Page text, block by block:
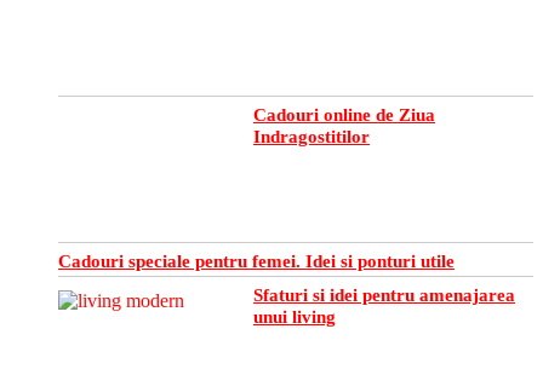
Cadouri online de Ziua
Indragostitilor
Cadouri speciale pentru femei. Idei si ponturi utile
Sfaturi si idei pentru amenajarea
unui living